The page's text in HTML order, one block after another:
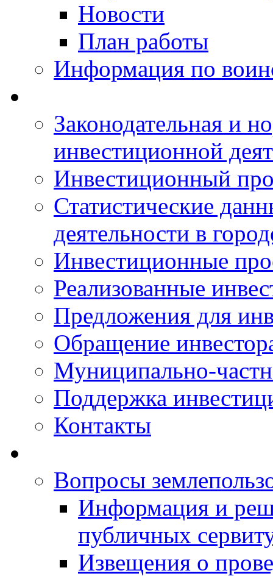
Новости
План работы
Информация по
Законодательная и
инвестиционной
Инвестиционный
Статистические
деятельности в
Инвестиционные
Реализованные
Предложения для
Обращение
Муниципально-
Поддержка
Контакты
Вопросы
Информация и
публичных
Извещения о